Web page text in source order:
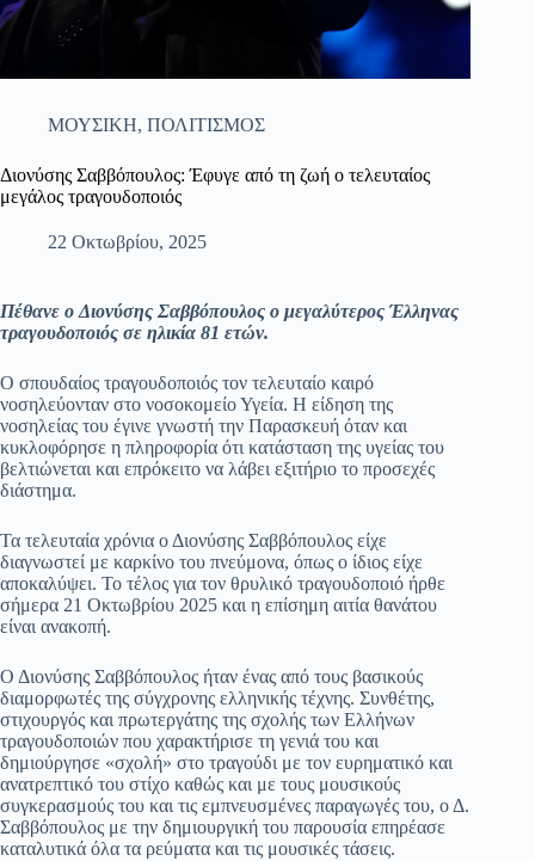
ΜΟΥΣΙΚΗ, ΠΟΛΙΤΙΣΜΟΣ
Διονύσης Σαββόπουλος: Έφυγε από τη ζωή ο τελευταίος
μεγάλος τραγουδοποιός
22 Οκτωβρίου, 2025
Πέθανε ο Διονύσης Σαββόπουλος ο μεγαλύτερος Έλληνας
τραγουδοποιός σε ηλικία 81 ετών.
Ο σπουδαίος τραγουδοποιός τον τελευταίο καιρό
νοσηλεύονταν στο νοσοκομείο Υγεία. Η είδηση της
νοσηλείας του έγινε γνωστή την Παρασκευή όταν και
κυκλοφόρησε η πληροφορία ότι κατάσταση της υγείας του
βελτιώνεται και επρόκειτο να λάβει εξιτήριο το προσεχές
διάστημα.
Τα τελευταία χρόνια ο Διονύσης Σαββόπουλος είχε
διαγνωστεί με καρκίνο του πνεύμονα, όπως ο ίδιος είχε
αποκαλύψει. Το τέλος για τον θρυλικό τραγουδοποιό ήρθε
σήμερα 21 Οκτωβρίου 2025 και η επίσημη αιτία θανάτου
είναι ανακοπή.
Ο Διονύσης Σαββόπουλος ήταν ένας από τους βασικούς
διαμορφωτές της σύγχρονης ελληνικής τέχνης. Συνθέτης,
στιχουργός και πρωτεργάτης της σχολής των Ελλήνων
τραγουδοποιών που χαρακτήρισε τη γενιά του και
δημιούργησε «σχολή» στο τραγούδι με τον ευρηματικό και
ανατρεπτικό του στίχο καθώς και με τους μουσικούς
συγκερασμούς του και τις εμπνευσμένες παραγωγές του, ο Δ.
Σαββόπουλος με την δημιουργική του παρουσία επηρέασε
καταλυτικά όλα τα ρεύματα και τις μουσικές τάσεις.